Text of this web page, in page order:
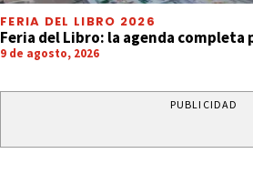
FERIA DEL LIBRO 2026
Feria del Libro: la agenda completa
9 de agosto, 2026
PUBLICIDAD